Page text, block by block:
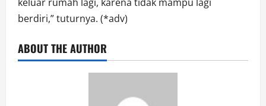
berdiri,” tuturnya. (*adv)
ABOUT THE AUTHOR